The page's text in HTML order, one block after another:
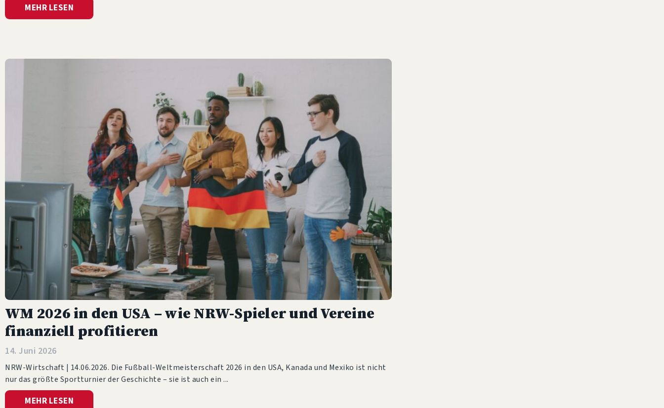
MEHR LESEN
WM 2026 in den USA – wie NRW-Spieler und Vereine
finanziell profitieren
14. Juni 2026
NRW-Wirtschaft | 14.06.2026. Die Fußball-Weltmeisterschaft 2026 in den USA, Kanada und Mexiko ist nicht
nur das größte Sportturnier der Geschichte – sie ist auch ein
MEHR LESEN